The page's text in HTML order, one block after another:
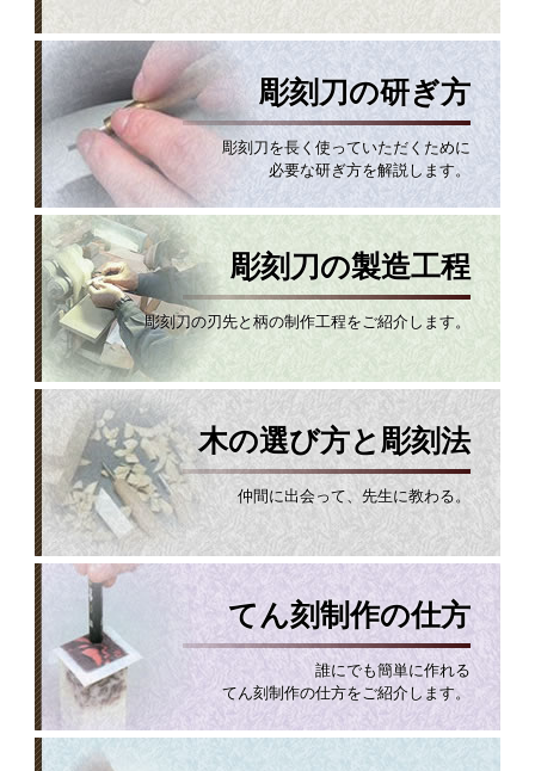
彫刻刀の研ぎ方
彫刻刀を長く使っていただくために
必要な研ぎ方を解説します。
彫刻刀の製造工程
彫刻刀の刃先と柄の制作工程をご紹介します。
木の選び方と彫刻法
仲間に出会って、先生に教わる。
てん刻制作の仕方
誰にでも簡単に作れる
てん刻制作の仕方をご紹介します。